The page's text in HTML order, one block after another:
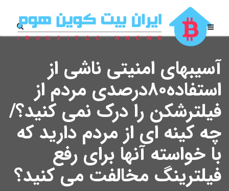
آسیبهای امنیتی ناشی از
استفاده۸۰درصدی مردم از
فیلترشکن را درک نمی کنید؟/
چه کینه ای از مردم دارید که
با خواسته آنها برای رفع
فیلترینگ مخالفت می کنید؟